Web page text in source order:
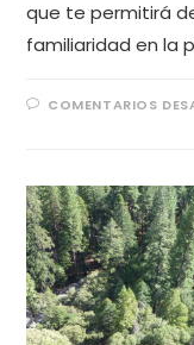
que te permitirá
familiaridad en la
COMENTARIOS